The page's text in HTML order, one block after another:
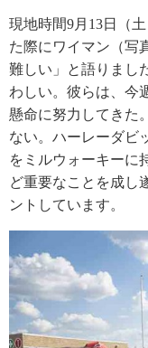
現地時間9月13日（
た際にワイマン（写
難しい」と語りまし
わしい。彼らは、今
懸命に努力してきた
ない。ハーレーダビ
をミルウォーキーに
ど重要なことを成し
ントしています。